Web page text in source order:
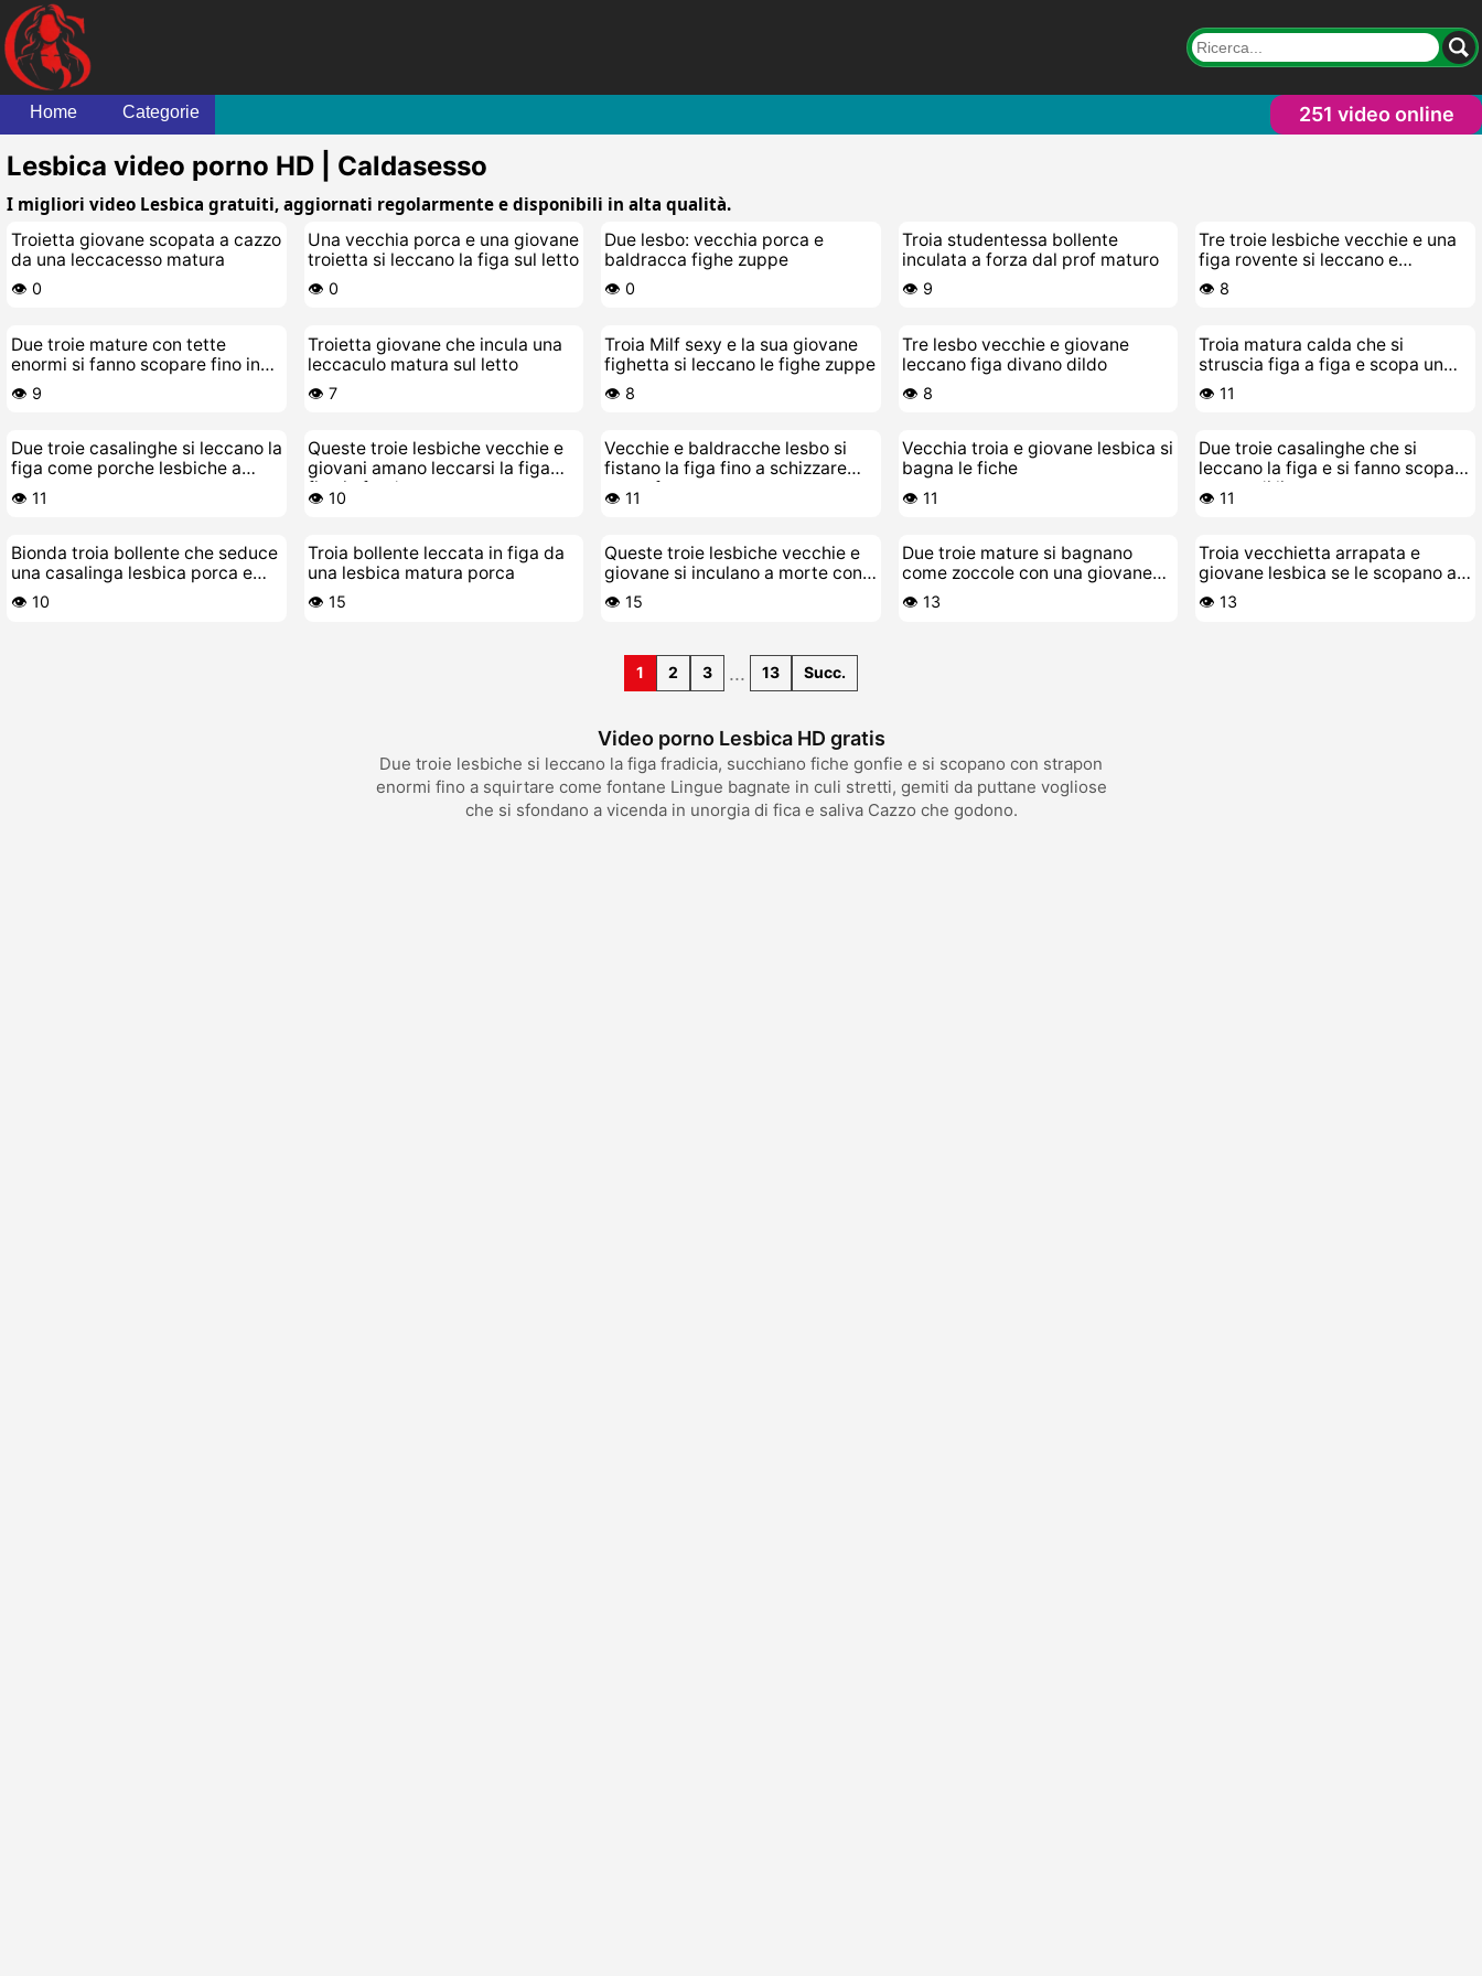
Home Categorie 251 video online
Lesbica video porno HD | Caldasesso
I migliori video Lesbica gratuiti, aggiornati regolarmente e disponibili in alta qualità.
Troietta giovane scopata a cazzo
da una leccacesso matura
👁️ 0
Una vecchia porca e una giovane
troietta si leccano la figa sul letto
👁️ 0
Due lesbo: vecchia porca e
baldracca fighe zuppe
👁️ 0
Troia studentessa bollente
inculata a forza dal prof maturo
👁️ 9
Tre troie lesbiche vecchie e una
figa rovente si leccano e
scopano
👁️ 8
Due troie mature con tette
enormi si fanno scopare fino in
fondo
👁️ 9
Troietta giovane che incula una
leccaculo matura sul letto
👁️ 7
Troia Milf sexy e la sua giovane
fighetta si leccano le fighe zuppe
👁️ 8
Tre lesbo vecchie e giovane
leccano figa divano dildo
👁️ 8
Troia matura calda che si
struscia figa a figa e scopa un
giovane cazzetto fresco
👁️ 11
Due troie casalinghe si leccano la
figa come porche lesbiche a
casa
👁️ 11
Queste troie lesbiche vecchie e
giovani amano leccarsi la figa
fino in fondo
👁️ 10
Vecchie e baldracche lesbo si
fistano la figa fino a schizzare
come fontane
👁️ 11
Vecchia troia e giovane lesbica si
bagna le fiche
👁️ 11
Due troie casalinghe che si
leccano la figa e si fanno scopare
a suon di lingua
👁️ 11
Bionda troia bollente che seduce
una casalinga lesbica porca e
viziosa
👁️ 10
Troia bollente leccata in figa da
una lesbica matura porca
👁️ 15
Queste troie lesbiche vecchie e
giovane si inculano a morte con
lo strapon
👁️ 15
Due troie mature si bagnano
come zoccole con una giovane
lesbica ragazza
👁️ 13
Troia vecchietta arrapata e
giovane lesbica se le scopano a
cazzo di figa
👁️ 13
1 2 3 ... 13 Succ.
Video porno Lesbica HD gratis
Due troie lesbiche si leccano la figa fradicia, succhiano fiche gonfie e si scopano con strapon
enormi fino a squirtare come fontane Lingue bagnate in culi stretti, gemiti da puttane vogliose
che si sfondano a vicenda in unorgia di fica e saliva Cazzo che godono.